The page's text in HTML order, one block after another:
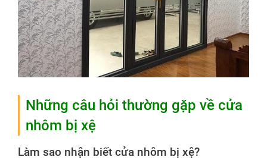
Những câu hỏi thường gặp về cửa
nhôm bị xệ
Làm sao nhận biết cửa nhôm bị xệ?